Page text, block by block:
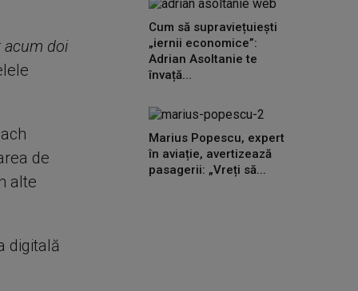
acum doi
de
alte
digitală
Cum să supraviețuiești
„iernii economice”:
Adrian Asoltanie te
învață...
Marius Popescu, expert
în aviație, avertizează
pasagerii: „Vreți să...